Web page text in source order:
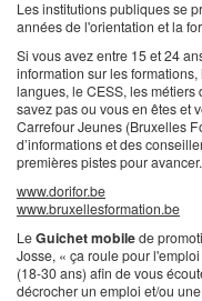
Les institutions publiques se
années de l'orientation et la
Si vous avez entre 15 et 24
information sur les
langues, le CESS, les
savez pas ou vous en êtes et
Carrefour Jeunes (Bruxelles
d’informations et des
premières pistes pour avancer.
www.dorifor.be
www.bruxellesformation.be
LeGuichet mobilede
Josse, « ça roule pour
(18-30 ans) afin de vous
décrocher un emploi et/ou